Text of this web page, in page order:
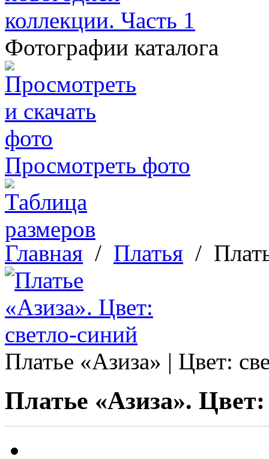
Фотографии каталога
Просмотреть фото
Главная / Платья /
Платье «Азиза» | Цвет:
Платье «Азиза».